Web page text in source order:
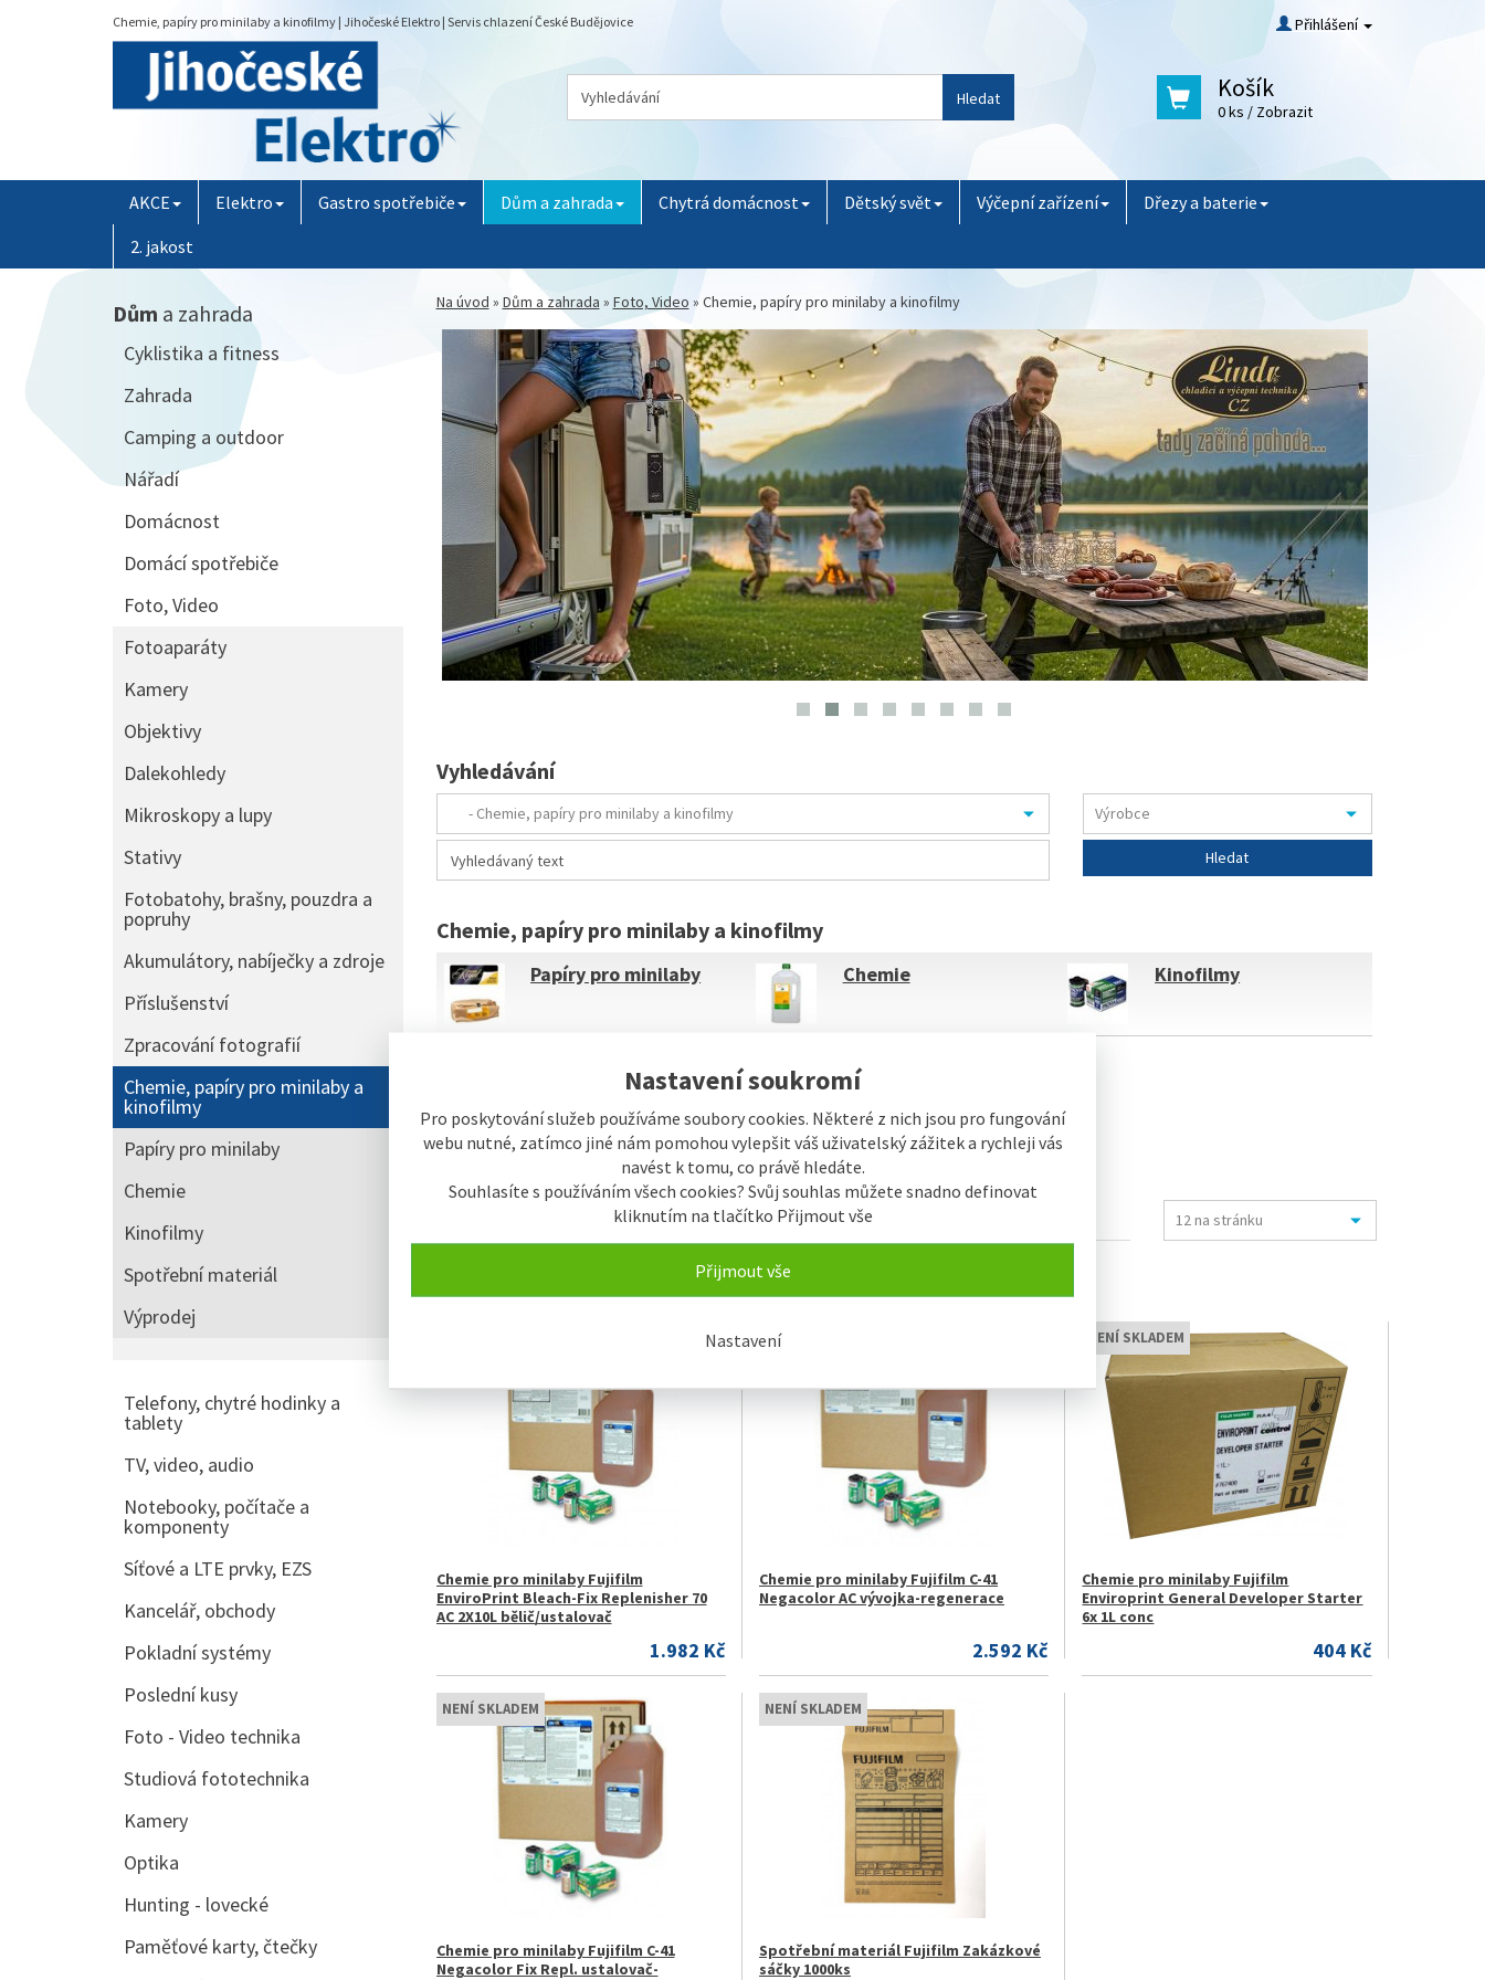
Nastavení soukromí
Pro poskytování služeb používáme soubory cookies. Některé z nich jsou pro fungování
webu nutné, zatímco jiné nám pomohou vylepšit váš uživatelský zážitek a rychleji vás
navést k tomu, co právě hledáte.
Souhlasíte s používáním všech cookies? Svůj souhlas můžete snadno definovat
kliknutím na tlačítko Přijmout vše
Přijmout vše
Nastavení
Chemie, papíry pro minilaby a kinofilmy | Jihočeské Elektro | Servis chlazení České Budějovice Přihlášení
Hledat Košík
0 ks / Zobrazit
AKCE Elektro Gastro spotřebiče Dům a zahrada Chytrá domácnost Dětský svět Výčepní zařízení
Dřezy a baterie
2. jakost
Na úvod » Dům a zahrada » Foto, Video » Chemie, papíry pro minilaby a kinofilmy
Vyhledávání
Chemie, papíry pro minilaby a kinofilmy
Papíry pro minilaby Chemie Kinofilmy
Od nejlevnějšího Od nejdražšího
Buňkově s obrázky Řádkově s obrázky
Chemie pro minilaby Fujifilm
EnviroPrint Bleach-Fix Replenisher 70
AC 2X10L bělič/ustalovač
1.982 Kč
SKLADEM
Chemie pro minilaby Fujifilm C-41
Negacolor AC vývojka-regenerace
2.592 Kč
NENÍ SKLADEM
Chemie pro minilaby Fujifilm
Enviroprint General Developer Starter
6x 1L conc
404 Kč
NENÍ SKLADEM
Chemie pro minilaby Fujifilm C-41
Negacolor Fix Repl. ustalovač-
NENÍ SKLADEM
Spotřební materiál Fujifilm Zakázkové
sáčky 1000ks
Dům a zahrada
Cyklistika a fitness
Zahrada
Camping a outdoor
Nářadí
Domácnost
Domácí spotřebiče
Foto, Video
Fotoaparáty
Kamery
Objektivy
Dalekohledy
Mikroskopy a lupy
Stativy
Fotobatohy, brašny, pouzdra a
popruhy
Akumulátory, nabíječky a zdroje
Příslušenství
Zpracování fotografií
Chemie, papíry pro minilaby a
kinofilmy
Papíry pro minilaby
Chemie
Kinofilmy
Spotřební materiál
Výprodej
Telefony, chytré hodinky a
tablety
TV, video, audio
Notebooky, počítače a
komponenty
Síťové a LTE prvky, EZS
Kancelář, obchody
Pokladní systémy
Poslední kusy
Foto - Video technika
Studiová fototechnika
Kamery
Optika
Hunting - lovecké
Paměťové karty, čtečky